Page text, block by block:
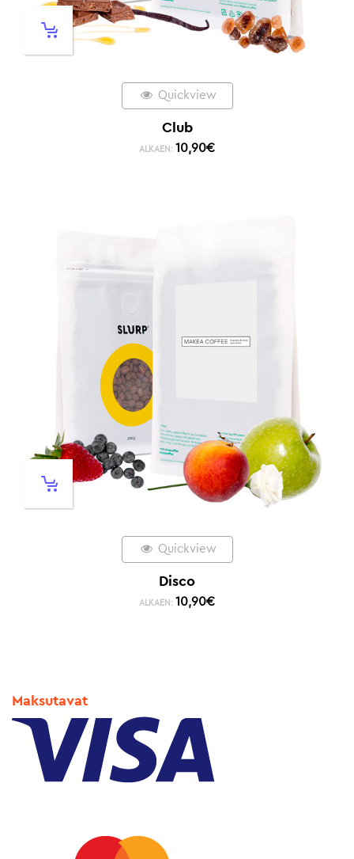
Quickview
Club
ALKAEN: 10,90€
Quickview
Disco
ALKAEN: 10,90€
Maksutavat